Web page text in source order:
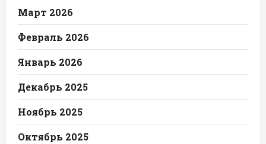
Март 2026
Февраль 2026
Январь 2026
Декабрь 2025
Ноябрь 2025
Октябрь 2025